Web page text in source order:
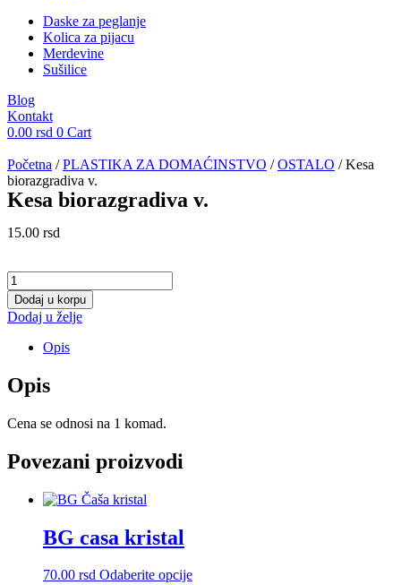
Daske za peglanje
Kolica za pijacu
Merdevine
Sušilice
Blog
Kontakt
0.00 rsd 0 Cart
Početna /PLASTIKA ZA DOMAĆINSTVO /OSTALO / Kesa
biorazgradiva v.
Kesa biorazgradiva v.
15.00 rsd
Kesa
biorazgradiva
v.
količina
Dodaj u korpu
Dodaj u želje
Opis
Opis
Cena se odnosi na 1 komad.
Povezani proizvodi
BG casa kristal
70.00 rsd Odaberite opcijeOvaj